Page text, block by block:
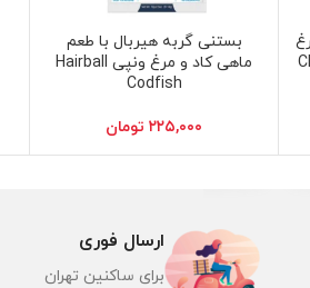
افزودن به سبد خرید
بستنی گربه هیربال با طعم
ماهی کاد و مرغ ونپی Hairball
Codfish
۲۲۵,۰۰۰ تومان
ارسال فوری
برای ساکنین تهران